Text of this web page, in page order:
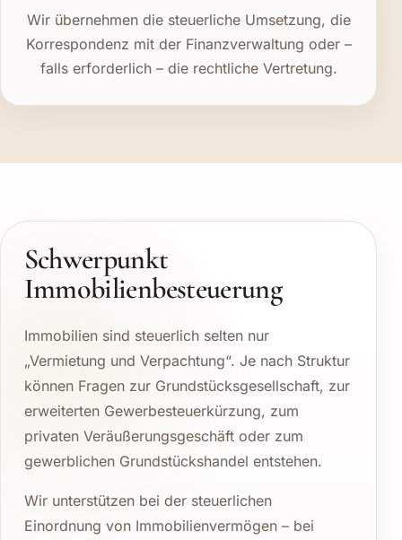
Wir übernehmen die steuerliche Umsetzung, die
Korrespondenz mit der Finanzverwaltung oder –
falls erforderlich – die rechtliche Vertretung.
Schwerpunkt
Immobilienbesteuerung
Immobilien sind steuerlich selten nur
„Vermietung und Verpachtung“. Je nach Struktur
können Fragen zur Grundstücksgesellschaft, zur
erweiterten Gewerbesteuerkürzung, zum
privaten Veräußerungsgeschäft oder zum
gewerblichen Grundstückshandel entstehen.
Wir unterstützen bei der steuerlichen
Einordnung von Immobilienvermögen – bei